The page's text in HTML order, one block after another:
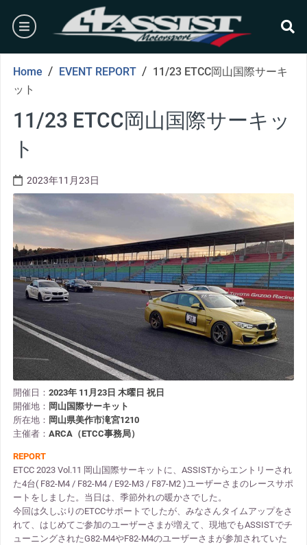
content
burger
Home / EVENT REPORT / 11/23 ETCC岡山国際サーキ
ット
11/23 ETCC岡山国際サーキッ
ト
2023年11月23日
開催日： 2023年 11月23日 木曜日 祝日
開催地： 岡山国際サーキット
所在地： 岡山県美作市滝宮1210
主催者： ARCA（ETCC事務局）
REPORT
ETCC 2023 Vol.11 岡山国際サーキットに、ASSISTからエントリーされ
た4台( F82-M4 / F82-M4 / E92-M3 / F87-M2 )ユーザーさまのレースサポ
ートをしました。当日は、季節外れの暖かさでした。
今回は久しぶりのETCCサポートでしたが、みなさんタイムアップをさ
れて、はじめてご参加のユーザーさまが増えて、現地でもASSISTでチ
ューニングされたG82-M4やF82-M4のユーザーさまが参加されていた